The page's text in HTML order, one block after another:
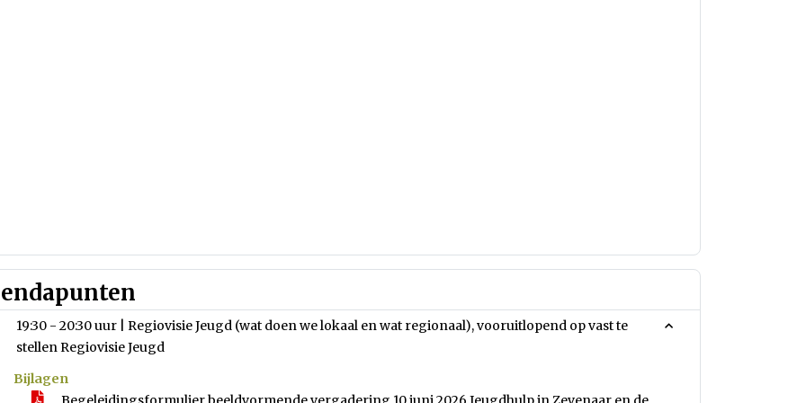
19:30 - 20:30 uur | Regiovisie Jeugd (wat doen we lokaal en wat regionaal), vooruitlopend op vast te
stellen Regiovisie Jeugd
Bijlagen